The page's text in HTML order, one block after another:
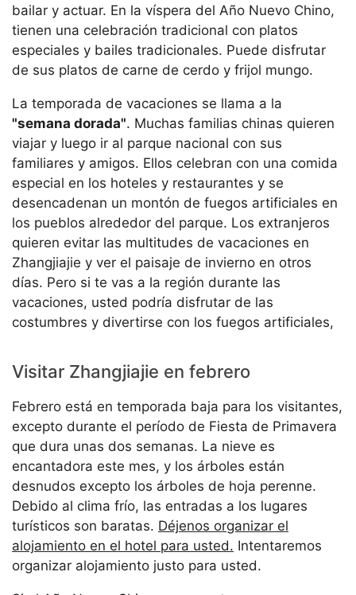
bailar y actuar. En la víspera del Año Nuevo Chino,
tienen una celebración tradicional con platos
especiales y bailes tradicionales. Puede disfrutar
de sus platos de carne de cerdo y frijol mungo.
La temporada de vacaciones se llama a la
"semana dorada". Muchas familias chinas quieren
viajar y luego ir al parque nacional con sus
familiares y amigos. Ellos celebran con una comida
especial en los hoteles y restaurantes y se
desencadenan un montón de fuegos artificiales en
los pueblos alrededor del parque. Los extranjeros
quieren evitar las multitudes de vacaciones en
Zhangjiajie y ver el paisaje de invierno en otros
días. Pero si te vas a la región durante las
vacaciones, usted podría disfrutar de las
costumbres y divertirse con los fuegos artificiales,
Visitar Zhangjiajie en febrero
Febrero está en temporada baja para los visitantes,
excepto durante el período de Fiesta de Primavera
que dura unas dos semanas. La nieve es
encantadora este mes, y los árboles están
desnudos excepto los árboles de hoja perenne.
Debido al clima frío, las entradas a los lugares
turísticos son baratas. Déjenos organizar el
alojamiento en el hotel para usted. Intentaremos
organizar alojamiento justo para usted.